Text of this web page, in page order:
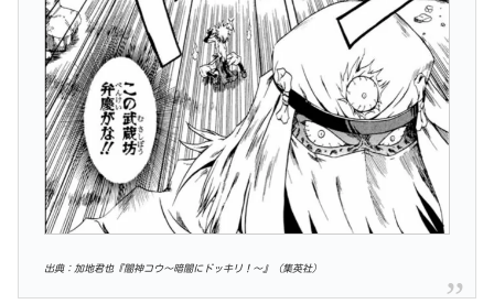
出典：加地君也『闇神コウ〜暗闇にドッキリ！〜』（集英社）